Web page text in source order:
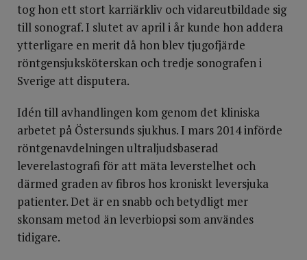
tog hon ett stort karriärkliv och vidareutbildade sig
till sonograf. I slutet av april i år kunde hon addera
ytterligare en merit då hon blev tjugofjärde
röntgensjuksköterskan och tredje sonografen i
Sverige att disputera.
Idén till avhandlingen kom genom det kliniska
arbetet på Östersunds sjukhus. I mars 2014 införde
röntgenavdelningen ultraljudsbaserad
leverelastografi för att mäta leverstelhet och
därmed graden av fibros hos kroniskt leversjuka
patienter. Det är en snabb och betydligt mer
skonsam metod än leverbiopsi som användes
tidigare.